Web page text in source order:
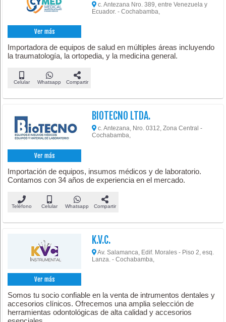
Ver más
c. Antezana Nro. 389, entre Venezuela y
Ecuador. - Cochabamba,
Importadora de equipos de salud en múltiples áreas incluyendo
la traumatología, la ortopedia, y la medicina general.
Celular Whatsapp Compartir
Ver más
BIOTECNO LTDA.
c. Antezana, Nro. 0312, Zona Central -
Cochabamba,
Importación de equipos, insumos médicos y de laboratorio.
Contamos con 34 años de experiencia en el mercado.
Teléfono Celular Whatsapp Compartir
Ver más
K.V.C.
Av. Salamanca, Edif. Morales - Piso 2, esq.
Lanza. - Cochabamba,
Somos tu socio confiable en la venta de intrumentos dentales y
accesorios clínicos. Ofrecemos una amplia selección de
herramientas odontológicas de alta calidad y accesorios